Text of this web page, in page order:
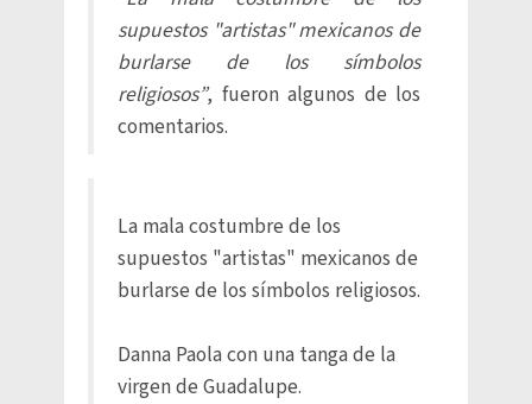
supuestos "artistas" mexicanos de
burlarse de los símbolos
religiosos”, fueron algunos de los
comentarios.
La mala costumbre de los
supuestos "artistas" mexicanos de
burlarse de los símbolos religiosos.
Danna Paola con una tanga de la
virgen de Guadalupe.